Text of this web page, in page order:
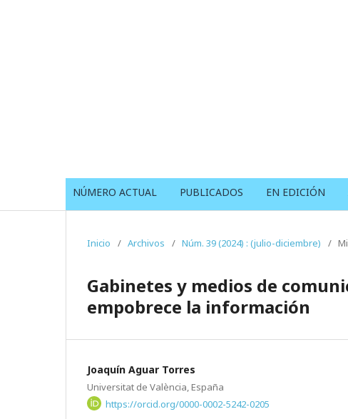
NÚMERO ACTUAL PUBLICADOS EN EDICIÓN
Inicio / Archivos / Núm. 39 (2024) : (julio-diciembre) /
Gabinetes y medios de
empobrece la información
Joaquín Aguar Torres
Universitat de València, España
https://orcid.org/0000-0002-5242-0205